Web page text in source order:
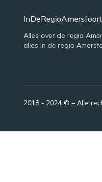
Alles over de regio
alles in de regio
2018 - 2024 © – Alle